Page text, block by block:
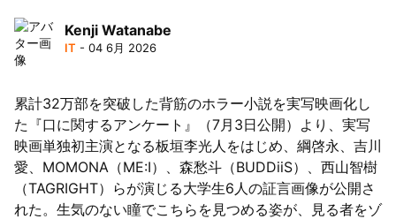
陸
Kenji Watanabe
IT - 04 6月 2026
累計32万部を突破した背筋のホラー小説を実写映画化し
た『口に関するアンケート』（7月3日公開）より、実写
映画単独初主演となる板垣李光人をはじめ、綱啓永、吉川
愛、MOMONA（ME:I）、森愁斗（BUDDiiS）、西山智樹
（TAGRIGHT）らが演じる大学生6人の証言画像が公開さ
れた。生気のない瞳でこちらを見つめる姿が、見る者をゾ